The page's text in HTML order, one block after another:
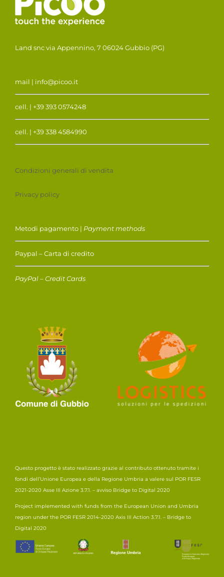
Land snc via Appennino, 7 06024 Gubbio (PG)
mail | info@picoo.it
cell. | +39 393 0574248
cell. | +39 338 4584990
Condizioni generali di vendita
Privacy policy
Metodi pagamento | Payment methods
Paypal – Carta di credito
PayPal – Credit Cards
Questo progetto è stato realizzato grazie al contributo ottenuto tramite i
fondi dell’Unione Europea e della Regione Umbria a valere sul POR FESR
2021-2020 Asse III Azione 3.7.1. – avviso Bridge to Digital 2020
Project implemented with funds from the European Union and Umbria
region under the POR FESR 2014-2020 Axis III Action 3.7.1. – Bridge to
Digital 2020